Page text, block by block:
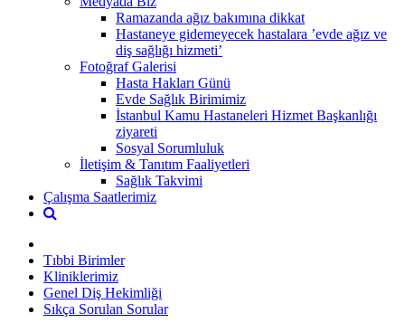
Ramazanda ağız bakımına dikkat
Hastaneye gidemeyecek hastalara ’evde ağız ve
diş sağlığı hizmeti’
Fotoğraf Galerisi
Hasta Hakları Günü
Evde Sağlık Birimimiz
İstanbul Kamu Hastaneleri Hizmet Başkanlığı
ziyareti
Sosyal Sorumluluk
İletişim & Tanıtım Faaliyetleri
Sağlık Takvimi
Çalışma Saatlerimiz
Tıbbi Birimler
Kliniklerimiz
Genel Diş Hekimliği
Sıkça Sorulan Sorular